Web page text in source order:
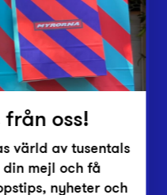
oss!
värld av tusentals
mejl och få
nyheter och